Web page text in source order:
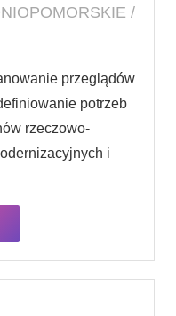
/
przeglądów
potrzeb
rzeczowo-
i